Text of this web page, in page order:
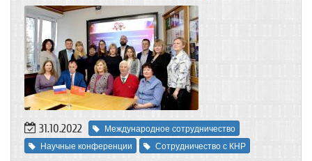
31.10.2022
Международное сотрудничество
Научные конференции
Сотрудничество с КНР